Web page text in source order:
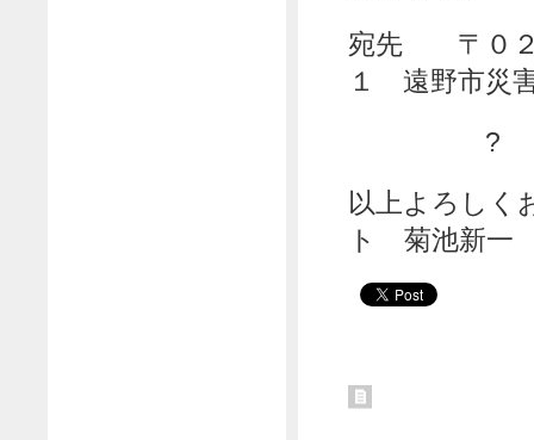
宛先 〒０２
１ 遠野市災
? ０１９
以上よろし
ト 菊池新一